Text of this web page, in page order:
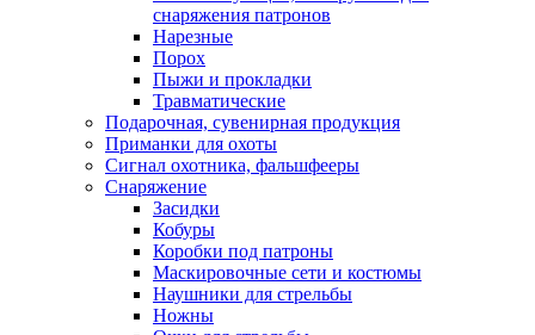
снаряжения патронов
Нарезные
Порох
Пыжи и прокладки
Травматические
Подарочная, сувенирная продукция
Приманки для охоты
Сигнал охотника, фальшфееры
Снаряжение
Засидки
Кобуры
Коробки под патроны
Маскировочные сети и костюмы
Наушники для стрельбы
Ножны